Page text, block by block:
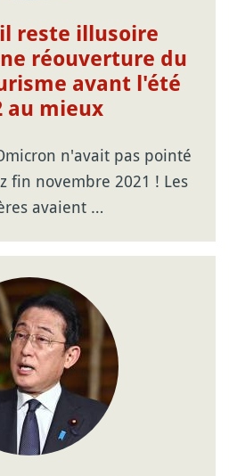
reste illusoire
réouverture du
avant l'été
au mieux
n'avait pas pointé
fin novembre 2021 ! Les
avaient …